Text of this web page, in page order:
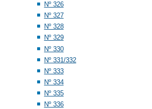
Nº 326
Nº 327
Nº 328
Nº 329
Nº 330
Nº 331/332
Nº 333
Nº 334
Nº 335
Nº 336